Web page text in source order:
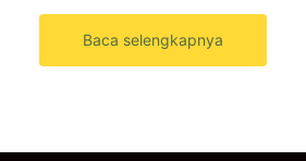
Baca selengkapnya